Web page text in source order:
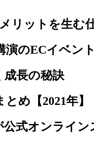
リットを生む
のECイベン
成長の秘訣
め【2021年】
式オンライ